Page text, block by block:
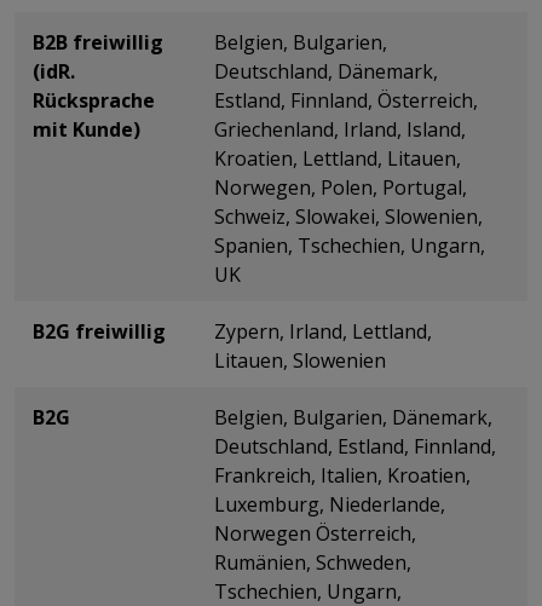
B2B freiwillig
(idR.
Rücksprache
mit Kunde)
Belgien, Bulgarien,
Deutschland, Dänemark,
Estland, Finnland, Österreich,
Griechenland, Irland, Island,
Kroatien, Lettland, Litauen,
Norwegen, Polen, Portugal,
Schweiz, Slowakei, Slowenien,
Spanien, Tschechien, Ungarn,
UK
B2G freiwillig
Zypern, Irland, Lettland,
Litauen, Slowenien
B2G
Belgien, Bulgarien, Dänemark,
Deutschland, Estland, Finnland,
Frankreich, Italien, Kroatien,
Luxemburg, Niederlande,
Norwegen Österreich,
Rumänien, Schweden,
Tschechien, Ungarn,